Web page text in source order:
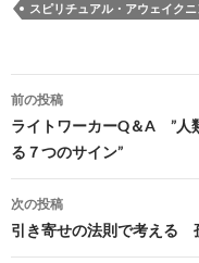
スピリチュアル・アウェイク
投
稿
ナ
ビ
ゲ
前の投稿
ライトワーカーQ＆A ”人
る７つのサイン”
次の投稿
引き寄せの法則で考える